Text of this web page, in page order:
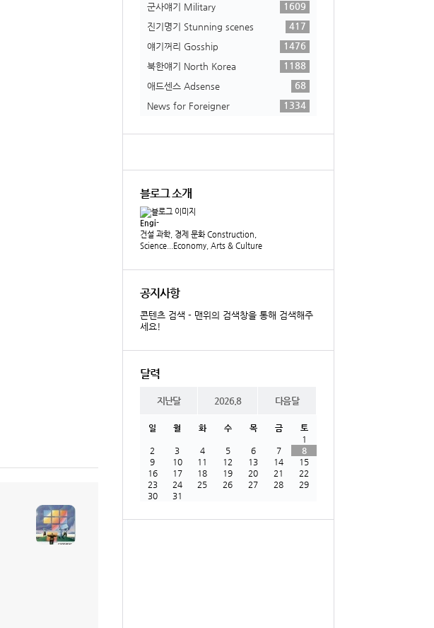
군사얘기 Military
1609
진기명기 Stunning scenes
417
얘기꺼리 Gosship
1476
북한얘기 North Korea
1188
애드센스 Adsense
68
News for Foreigner
1334
블로그 소개
Engi-
건설 과학, 경제 문화 Construction,
Science...Economy, Arts & Culture
공지사항
콘텐츠 검색 - 맨위의 검색창을 통해 검색해주
세요!
달력
지난달 2026.8 다음달
일 월 화 수 목 금
토
1
2
3 4 5 6 7
8
9
10 11 12 13 14
15
16
17 18 19 20 21
22
23
24 25 26 27 28
29
30
31